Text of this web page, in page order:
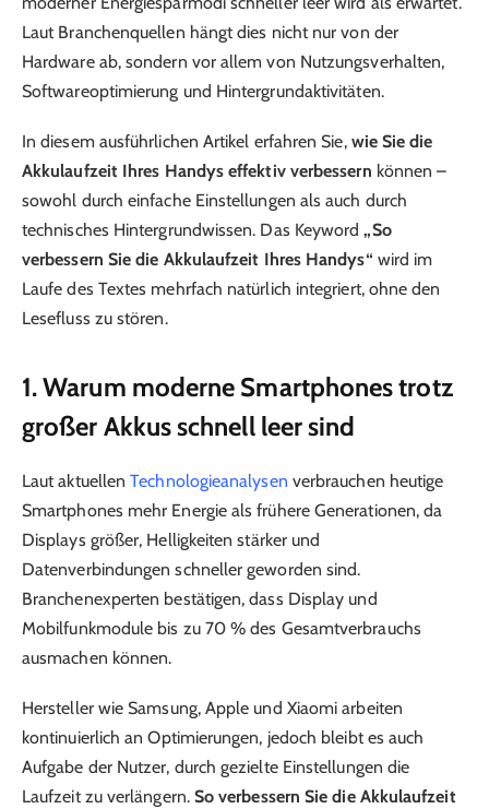
Laut Branchenquellen hängt dies nicht nur von der
Hardware ab, sondern vor allem von Nutzungsverhalten,
Softwareoptimierung und Hintergrundaktivitäten.
In diesem ausführlichen Artikel erfahren Sie, wie Sie die
Akkulaufzeit Ihres Handys effektiv verbessern können –
sowohl durch einfache Einstellungen als auch durch
technisches Hintergrundwissen. Das Keyword„So
verbessern Sie die Akkulaufzeit Ihres Handys“ wird im
Laufe des Textes mehrfach natürlich integriert, ohne den
Lesefluss zu stören.
1. Warum moderne Smartphones trotz
großer Akkus schnell leer sind
Laut aktuellenTechnologieanalysen verbrauchen heutige
Smartphones mehr Energie als frühere Generationen, da
Displays größer, Helligkeiten stärker und
Datenverbindungen schneller geworden sind.
Branchenexperten bestätigen, dass Display und
Mobilfunkmodule bis zu 70 % des Gesamtverbrauchs
ausmachen können.
Hersteller wie Samsung, Apple und Xiaomi arbeiten
kontinuierlich an Optimierungen, jedoch bleibt es auch
Aufgabe der Nutzer, durch gezielte Einstellungen die
Laufzeit zu verlängern. So verbessern Sie die Akkulaufzeit